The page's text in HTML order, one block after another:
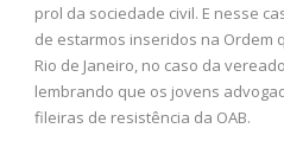
prol da sociedade civil. E nesse
de estarmos inseridos na Ordem
Rio de Janeiro, no caso da
lembrando que os jovens
fileiras de resistência da OAB.